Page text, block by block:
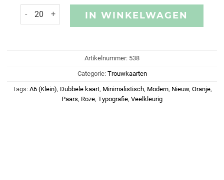
IN WINKELWAGEN
Artikelnummer: 538
Categorie: Trouwkaarten
Tags: A6 (Klein), Dubbele kaart, Minimalistisch, Modern, Nieuw, Oranje,
Paars, Roze, Typografie, Veelkleurig